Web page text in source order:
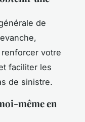
de
renforcer votre
faciliter les
de sinistre.
même en